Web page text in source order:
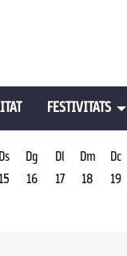
FESTIVITATS
Ds
15
Dg
16
Dl
17
Dm
18
Dc
19